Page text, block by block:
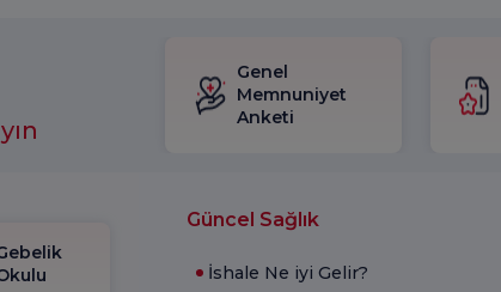
Güncel Sağlık
İshale Ne iyi Gelir?
Genel
Memnuniyet
Anketi